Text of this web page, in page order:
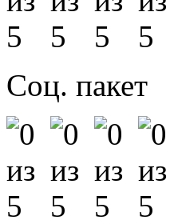
Соц. пакет